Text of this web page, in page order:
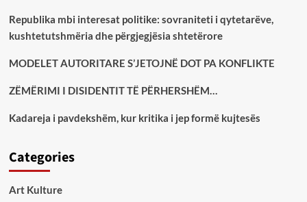
Republika mbi interesat politike: sovraniteti i qytetarëve,
kushtetutshmëria dhe përgjegjësia shtetërore
MODELET AUTORITARE S’JETOJNË DOT PA KONFLIKTE
ZËMËRIMI I DISIDENTIT TË PËRHERSHËM…
Kadareja i pavdekshëm, kur kritika i jep formë kujtesës
Categories
Art Kulture